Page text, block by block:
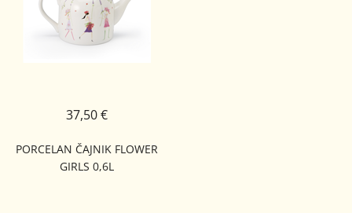
PORCELAN ČAJNIK FLOWER
GIRLS 0,6L
37,50 €